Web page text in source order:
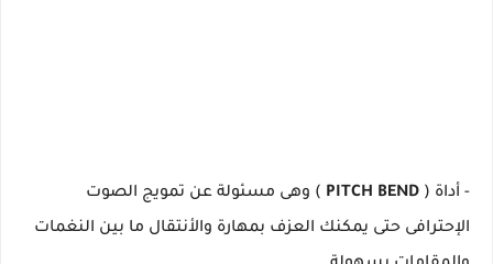
- أداة ( PITCH BEND ) وهى مسئولة عن تمويج الصوت
الإحترافى حتى يمكنك العزف بمهارة والأنتقال ما بين النغمات